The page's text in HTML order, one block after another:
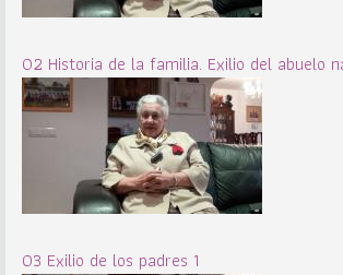
02 Historia de la familia. Exilio del abuelo
03 Exilio de los padres 1